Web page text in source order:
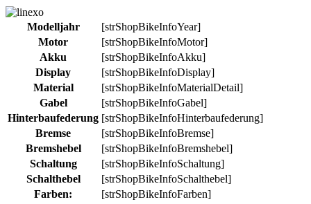
Modelljahr
[strShopBikeInfoYear]
Motor
[strShopBikeInfoMotor]
Akku
[strShopBikeInfoAkku]
Display
[strShopBikeInfoDisplay]
Material
[strShopBikeInfoMaterialDetail]
Gabel
[strShopBikeInfoGabel]
Hinterbaufederung [strShopBikeInfoHinterbaufederung]
Bremse
[strShopBikeInfoBremse]
Bremshebel
[strShopBikeInfoBremshebel]
Schaltung
[strShopBikeInfoSchaltung]
Schalthebel
[strShopBikeInfoSchalthebel]
Farben:
[strShopBikeInfoFarben]